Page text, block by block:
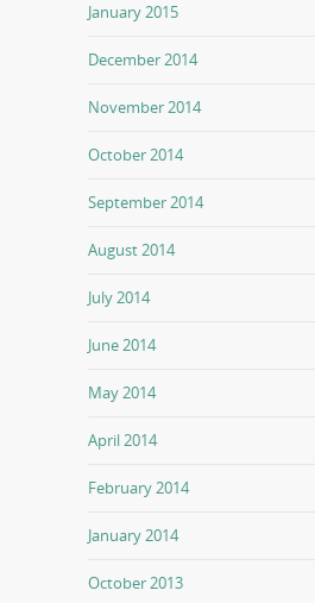
January 2015
December 2014
November 2014
October 2014
September 2014
August 2014
July 2014
June 2014
May 2014
April 2014
February 2014
January 2014
October 2013